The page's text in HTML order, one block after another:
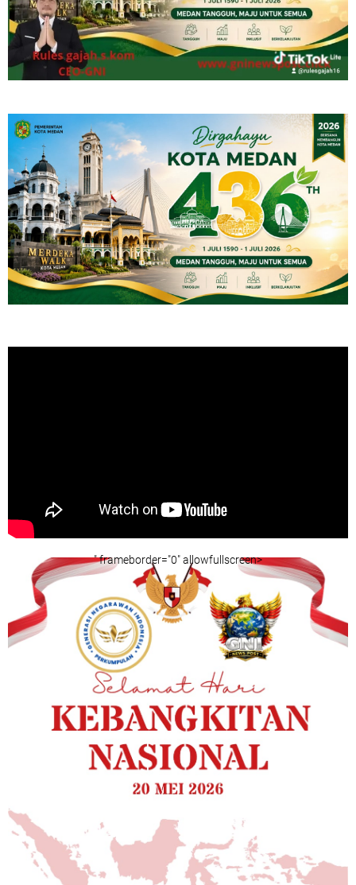
" frameborder="0" allowfullscreen>